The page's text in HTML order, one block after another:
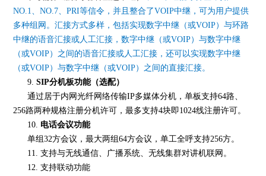
NO.1、NO.7、PRI等信令，并且整合了VOIP中继，可为用户提供
多种组网。汇接方式多样，包括实现数字中继（或VOIP）与环路
中继的语音汇接或人工汇接，数字中继（或VOIP）与数字中继
（或VOIP）之间的语音汇接或人工汇接，还可以实现数字中继
（或VOIP）与数字中继（或VOIP）之间的直接汇接。
9. SIP分机板功能（选配）
通过居于内网光纤网络传输IP多媒体分机，单板支持64路、
256路两种规格注册分机许可，最多支持4块即1024线注册许可。
10.
电话会议功能
单组32方会议，最大两组64方会议，单工全呼支持256方。
11. 支持与无线通信、广播系统、无线集群对讲机联网。
12. 支持联动功能